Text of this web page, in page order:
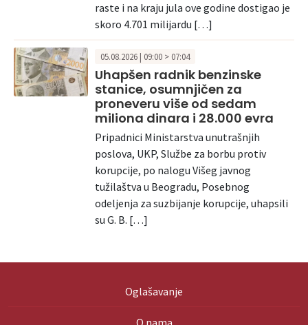
raste i na kraju jula ove godine dostigao je
skoro 4.701 milijardu […]
05.08.2026 | 09:00 > 07:04
Uhapšen radnik benzinske
stanice, osumnjičen za
proneveru više od sedam
miliona dinara i 28.000 evra
Pripadnici Ministarstva unutrašnjih
poslova, UKP, Službe za borbu protiv
korupcije, po nalogu Višeg javnog
tužilaštva u Beogradu, Posebnog
odeljenja za suzbijanje korupcije, uhapsili
su G. B. […]
Oglašavanje
O nama